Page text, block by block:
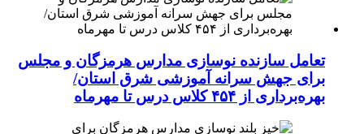
تعامل سازنده نوسازی مدارس هرمزگان و مجلس
برای جهش سرانه آموزشی شرق استان/
بهره‌برداری از ۴۵۴ کلاس درس تا مهرماه